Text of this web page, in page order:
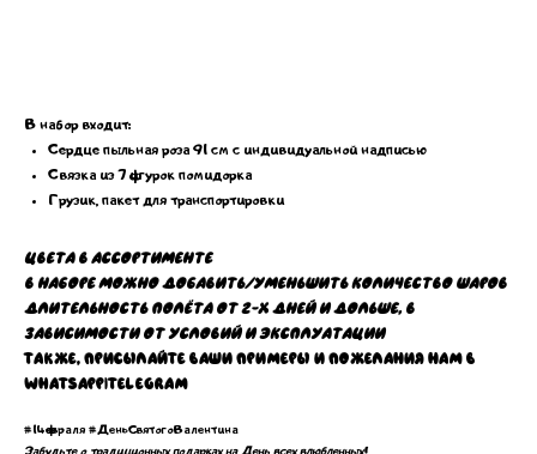
В набор входит:
Сердце пыльная роза 91 см с индивидуальной надписью
Связка из 7 фигурок помидорка
Грузик, пакет для транспортировки
Цвета в ассортименте
В наборе можно добавить/уменьшить количество шаров
Длительность полёта от 2-х дней и дольше, в
зависимости от условий и эксплуатации
Также, присылайте ваши примеры и пожелания нам в
WhatsApp|Telegram
#14февраля #ДеньСвятогоВалентина
Забудьте о традиционных подарках на День всех влюбленных!